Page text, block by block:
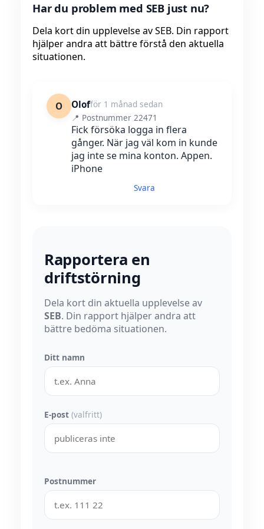
Har du problem med SEB just nu?
Dela kort din upplevelse av SEB. Din rapport
hjälper andra att bättre förstå den aktuella
situationen.
O Olofför 1 månad sedan
📍 Postnummer 22471
Fick försöka logga in flera
gånger. När jag väl kom in kunde
jag inte se mina konton. Appen.
iPhone
Svara
Rapportera en
driftstörning
Dela kort din aktuella upplevelse av
SEB. Din rapport hjälper andra att
bättre bedöma situationen.
Ditt namn
E-post (valfritt)
Postnummer